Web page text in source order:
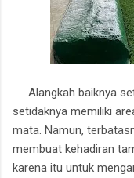
Alangkah baiknya
setidaknya memiliki
mata. Namun,
membuat kehadiran
karena itu untuk